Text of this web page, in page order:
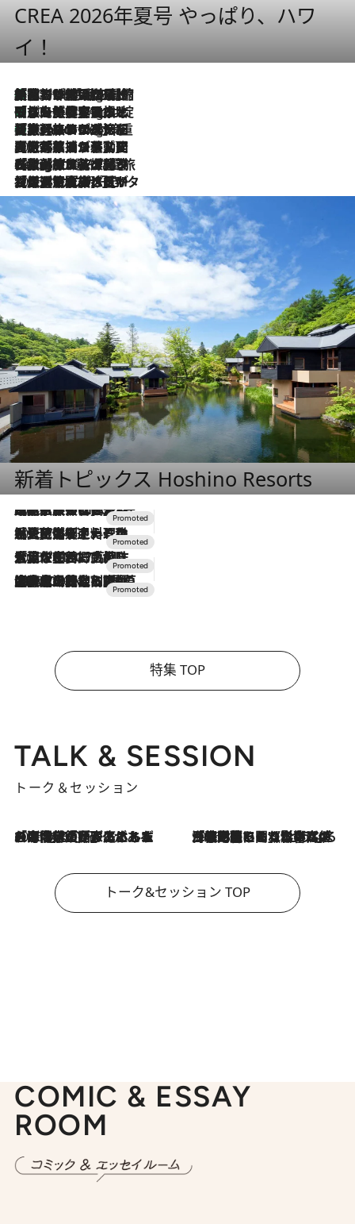
CREA 2026年夏号 やっぱり、ハワ
イ！
10 Hours Ago
「荷物が増えるほど旅ストレスは増す」美容ジャーナリストがたどり着いた最終結論。“化粧品を劇的に減らす”感動の凝縮美容とは
10 Hours Ago
「旅先には金髪ウィッグを持参」日本と同じメイクでは損してる!? 美容ジャーナリストが提案する“掟破りの旅美容”とは
10 Hours Ago
【厳選旅コスメ】「身軽さ＆UV対策重視！」ヘアアーティストshucoが選んだ夏旅ベストコスメを発表【Mサイズジップ】
2026.8.5
【厳選旅コスメ】国内をあちこち移動する河井菜摘が選んだ夏旅ベストコスメ発表！「リラックスアイテムはマスト」【Mサイズジップ】
2026.8.4
【厳選旅コスメ】「紫外線＆乾燥対策しながらメイク感も！」ヘア＆メイクGeorgeが選んだ夏旅ベストコスメを発表！【Mサイズジップ】
2026.8.3
【厳選旅コスメ】「保湿もタイパ重視！」“サウナ好き”タレント清水みさとが愛用する夏旅ベストコスメを発表！【Mサイズジップ】
新着トピックス Hoshino Resorts
2026.7.31
【ホテル帰省】という選択肢をOMOが提案。家族とほどよい距離を保つには「昼は実家、夜は気兼ねなくホテルで！」
2026.7.24
【夏限定ディナーコース】旬を迎える稚鮎や花ズッキーニなどをイタリア・トスカーナの郷土料理の手法で満喫！
2026.7.17
「土佐和ハーブかき氷」がOMO7高知に登場！生姜、山椒、大葉など目にも舌にも涼を呼ぶ郷土の味
2026.7.10
NEW OPEN！【界 草津】名湯の地に誕生。趣の異なる2種の温泉と上州ならではの会席・蕎麦割烹など美食を味わう究極の癒やし旅
特集 TOP
TALK & SESSION
トーク＆セッション
2026.8.3
「今後値上げがあるとすれば…」「リスクがあるのは今年の冬」エネルギー専門家が語る、ホルムズ海峡封鎖が家庭にもたらす“ある心配” 2026.8.3
「住宅建てられない…」「サーチャージ料の高値が続いている」ホルムズ海峡封鎖による影響はいつまで続く？《エネルギー専門家に聞く“どうなる日本の暮らし”》
トーク&セッション TOP
COMIC & ESSAY
ROOM